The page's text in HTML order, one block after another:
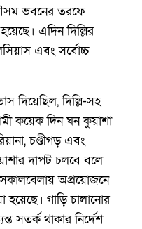
ভবনের তরফে
এদিন দিল্লির
এবং সর্বোচ্চ
দিয়েছিল, দিল্লি-সহ
কয়েক দিন ঘন কুয়াশা
চণ্ডীগড় এবং
দাপট চলবে বলে
অপ্রয়োজনে
হয়েছে। গাড়ি চালানোর
সতর্ক থাকার নির্দেশ